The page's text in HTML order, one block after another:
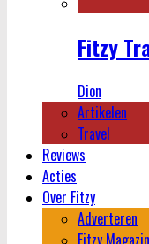
Fitzy
Dion
Artikelen
Travel
Reviews
Acties
Over Fitzy
Adverteren
Fitzy